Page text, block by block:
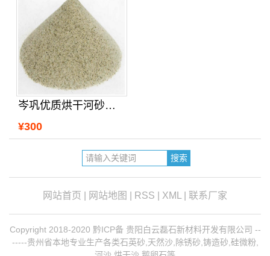
岑巩优质烘干河砂哪里销售
¥300
网站首页 网站地图 RSS XML 联系厂家
Copyright 2018-2020 黔ICP备 贵阳白云磊石新材料开发有限公司 --
-----贵州省本地专业生产各类石英砂,天然沙,除锈砂,铸造砂,硅微粉,